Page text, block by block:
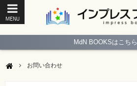
MENU
ペ
ジ
MdN BOOKSはこちら
お問い合わせ